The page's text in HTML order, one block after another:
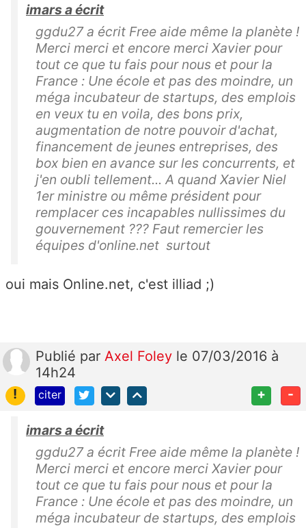
imars a écrit
ggdu27 a écrit Free aide même la planète !
Merci merci et encore merci Xavier pour
tout ce que tu fais pour nous et pour la
France : Une école et pas des moindre, un
méga incubateur de startups, des emplois
en veux tu en voila, des bons prix,
augmentation de notre pouvoir d'achat,
financement de jeunes entreprises, des
box bien en avance sur les concurrents, et
j'en oubli tellement... A quand Xavier Niel
1er ministre ou même président pour
remplacer ces incapables nullissimes du
gouvernement ??? Faut remercier les
équipes d'online.net surtout
oui mais Online.net, c'est illiad ;)
Publié par Axel Foley le 07/03/2016 à
14h24
!
citer + -
imars a écrit
ggdu27 a écrit Free aide même la planète !
Merci merci et encore merci Xavier pour
tout ce que tu fais pour nous et pour la
France : Une école et pas des moindre, un
méga incubateur de startups, des emplois